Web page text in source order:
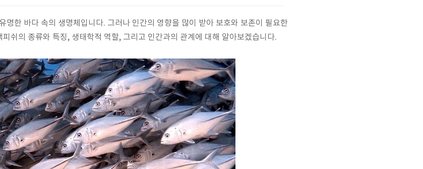
명한 바다 속의 생명체입니다. 그러나 인간의 영향을 많이 받아 보호와 보존이 필요한
쉬의 종류와 특징, 생태학적 역할, 그리고 인간과의 관계에 대해 알아보겠습니다.